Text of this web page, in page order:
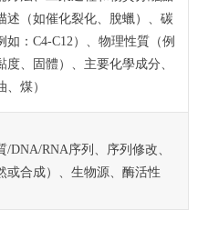
述（如催化裂化、脫蠟）、碳
如：C4-C12）、物理性質（例
度、固體）、主要化學成分、
煤）
/DNA/RNA序列、序列修改、
或合成）、生物源、酶活性